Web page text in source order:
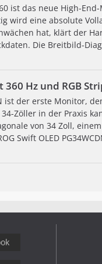
ist das neue High-
wird eine absolute
hat, klärt der
Die Breitbild-
360 Hz und RGB
ist der erste Monitor,
Zöller in der Praxis
von 34 Zoll,
Swift OLED